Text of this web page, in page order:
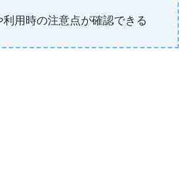
用時の注意点が確認できる